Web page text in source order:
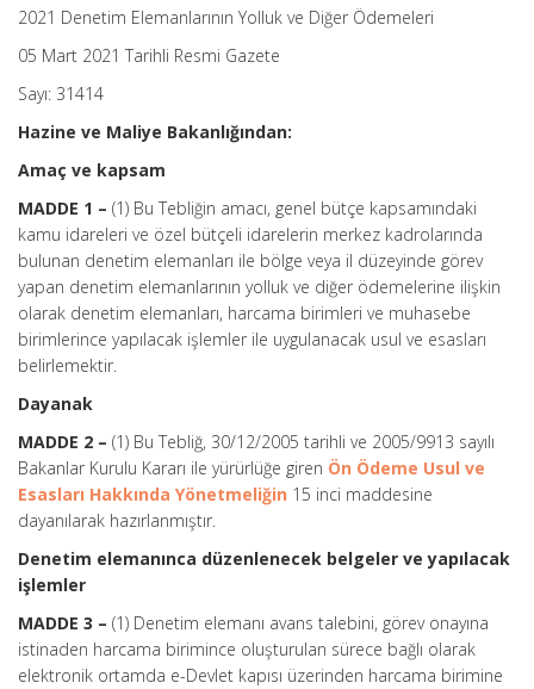
2021 Denetim Elemanlarının Yolluk ve Diğer Ödemeleri
05 Mart 2021 Tarihli Resmi Gazete
Sayı: 31414
Hazine ve Maliye Bakanlığından:
Amaç ve kapsam
MADDE 1 – (1) Bu Tebliğin amacı, genel bütçe kapsamındaki
kamu idareleri ve özel bütçeli idarelerin merkez kadrolarında
bulunan denetim elemanları ile bölge veya il düzeyinde görev
yapan denetim elemanlarının yolluk ve diğer ödemelerine ilişkin
olarak denetim elemanları, harcama birimleri ve muhasebe
birimlerince yapılacak işlemler ile uygulanacak usul ve esasları
belirlemektir.
Dayanak
MADDE 2 – (1) Bu Tebliğ, 30/12/2005 tarihli ve 2005/9913 sayılı
Bakanlar Kurulu Kararı ile yürürlüğe giren Ön Ödeme Usul ve
Esasları Hakkında Yönetmeliğin 15 inci maddesine
dayanılarak hazırlanmıştır.
Denetim elemanınca düzenlenecek belgeler ve yapılacak
işlemler
MADDE 3 – (1) Denetim elemanı avans talebini, görev onayına
istinaden harcama birimince oluşturulan sürece bağlı olarak
elektronik ortamda e-Devlet kapısı üzerinden harcama birimine